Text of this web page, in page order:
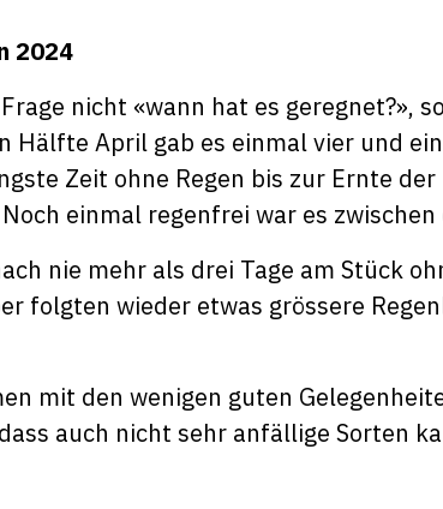
2024
nicht «wann hat es geregnet?»,
Hälfte April gab es einmal vier und
Zeit ohne Regen bis zur Ernte
einmal regenfrei war es
nie mehr als drei Tage am Stück
folgten wieder etwas grössere
mit den wenigen guten
auch nicht sehr anfällige Sorten